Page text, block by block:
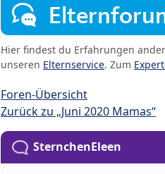
Hier findest du Erfahrungen
unseren Elternservice. Zum
Foren-Übersicht
Zurück zu „Juni 2020 Mamas“
SternchenEleen